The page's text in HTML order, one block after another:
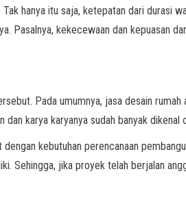
hanya itu saja, ketepatan dari durasi
Pasalnya, kekecewaan dan kepuasan
Pada umumnya, jasa desain
karya karyanya sudah banyak dikenal
kebutuhan perencanaan
Sehingga, jika proyek telah berjalan